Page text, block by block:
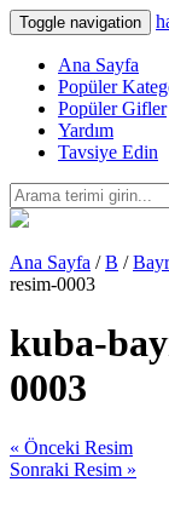
Toggle navigation
Ana Sayfa
Popüler
Popüler Gifler
Yardım
Tavsiye Edin
Ana Sayfa /B /
resim-0003
kuba-
0003
« Önceki Resim
Sonraki Resim »